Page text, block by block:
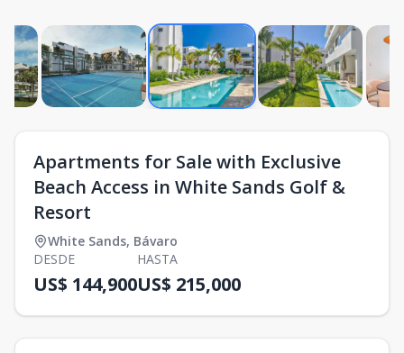
Apartments for Sale with Exclusive
Beach Access in White Sands Golf &
Resort
White Sands, Bávaro
DESDE
US$ 144,900
HASTA
US$ 215,000